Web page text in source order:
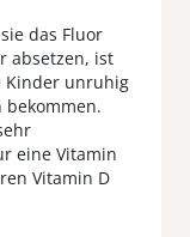
das Fluor
absetzen, ist
Kinder unruhig
bekommen.
eine Vitamin
Vitamin D